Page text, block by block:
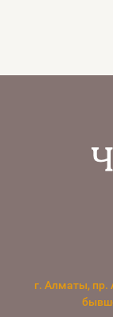
г. Алматы, пр.